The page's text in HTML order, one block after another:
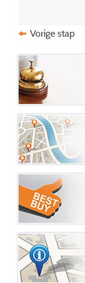
Vorige stap